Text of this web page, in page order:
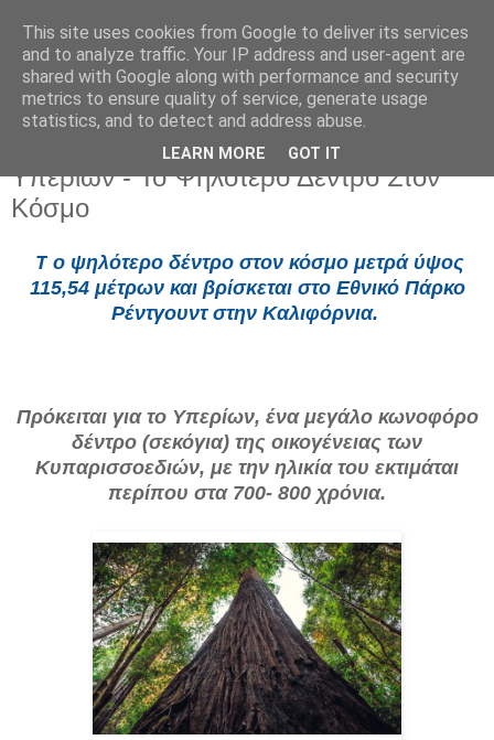
Πέμπτη 28 Μαΐου 2026
Υπερίων - Το Ψηλότερο Δέντρο Στον
Κόσμο
Τ ο ψηλότερο δέντρο στον κόσμο μετρά ύψος
115,54 μέτρων και βρίσκεται στο Εθνικό Πάρκο
Ρέντγουντ στην Καλιφόρνια.
Πρόκειται για το Υπερίων, ένα μεγάλο κωνοφόρο
δέντρο (σεκόγια) της οικογένειας των
Κυπαρισσοεδιών, με την ηλικία του εκτιμάται
περίπου στα 700- 800 χρόνια.
This site uses cookies from Google to deliver its services
and to analyze traffic. Your IP address and user-agent are
shared with Google along with performance and security
metrics to ensure quality of service, generate usage
statistics, and to detect and address abuse.
LEARN MORE GOT IT